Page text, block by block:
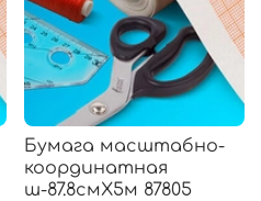
Бумага масштабно-
координатная
ш-87.8смХ5м 87805